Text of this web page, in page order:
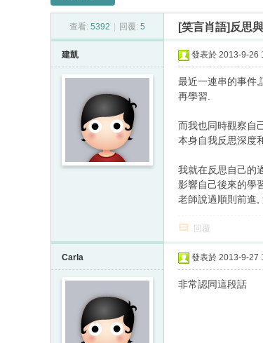
竹
查看: 5392 回覆: 5 [笑言肖語]反思
建凱 發表於 2013-9-26
最近一連串的事件
再學習.
而我也同時觀察自
本身自我反思深度
我就在反思自己的
影響自己後來的學
老師說過順則前進
回覆
Carla 發表於 2013-9-27
非常認同這段話